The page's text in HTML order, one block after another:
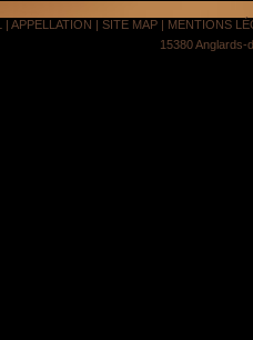
|APPELLATION |SITE MAP | MENTIONS
15380 Anglards-